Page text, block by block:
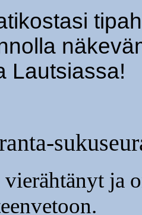
Lautsiassa!
ja